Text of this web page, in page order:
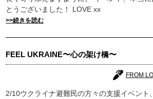
とうございました！ LOVE xx
>>続きを読む
FEEL UKRAINE〜心の架け橋〜
FROM
2/10ウクライナ避難民の方々の支援イベント